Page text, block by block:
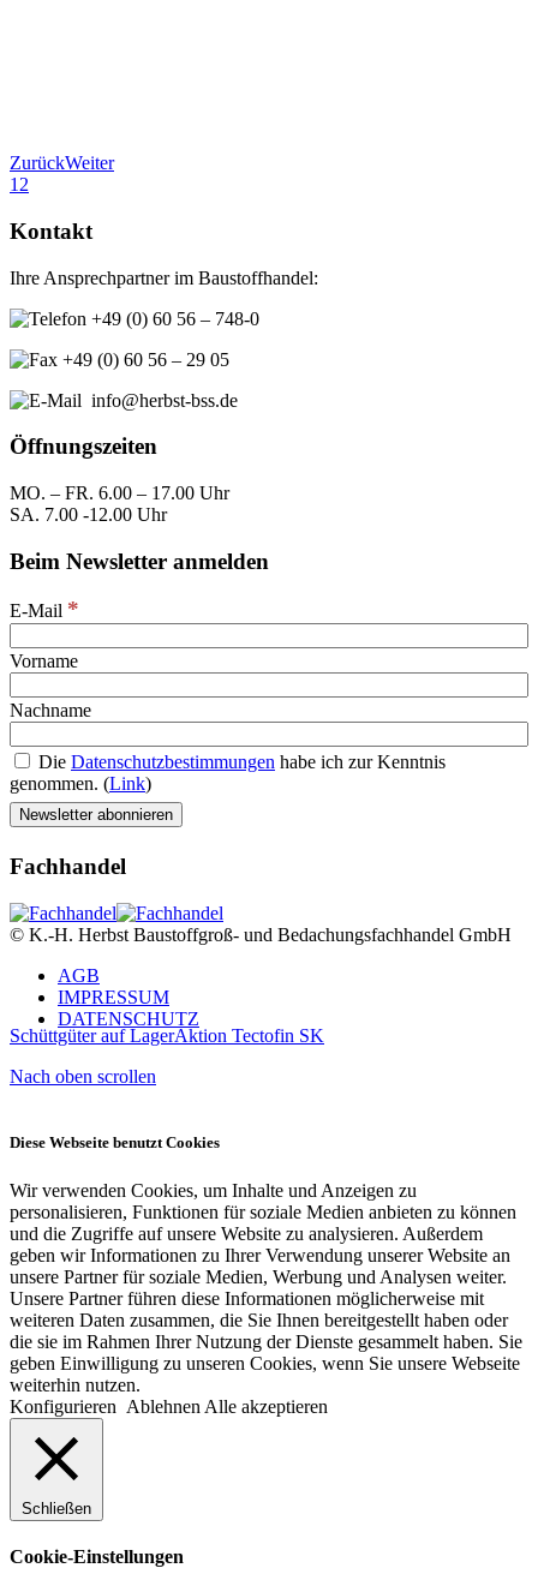
ZurückWeiter
1 2
Kontakt
Ihre Ansprechpartner im Baustoffhandel:
+49 (0) 60 56 – 748-0
+49 (0) 60 56 – 29 05
info@herbst-bss.de
Öffnungszeiten
MO. – FR. 6.00 – 17.00 Uhr
SA. 7.00 -12.00 Uhr
Beim Newsletter anmelden
E-Mail *
Vorname
Nachname
Die Datenschutzbestimmungen habe ich zur Kenntnis
genommen. (Link)
Fachhandel
© K.-H. Herbst Baustoffgroß- und Bedachungsfachhandel GmbH
AGB
IMPRESSUM
DATENSCHUTZ
Schüttgüter auf LagerAktion Tectofin SK
Nach oben scrollen
Diese Webseite benutzt Cookies
Wir verwenden Cookies, um Inhalte und Anzeigen zu
personalisieren, Funktionen für soziale Medien anbieten zu können
und die Zugriffe auf unsere Website zu analysieren. Außerdem
geben wir Informationen zu Ihrer Verwendung unserer Website an
unsere Partner für soziale Medien, Werbung und Analysen weiter.
Unsere Partner führen diese Informationen möglicherweise mit
weiteren Daten zusammen, die Sie Ihnen bereitgestellt haben oder
die sie im Rahmen Ihrer Nutzung der Dienste gesammelt haben. Sie
geben Einwilligung zu unseren Cookies, wenn Sie unsere Webseite
weiterhin nutzen.
Konfigurieren Ablehnen Alle akzeptieren
Schließen
Cookie-Einstellungen